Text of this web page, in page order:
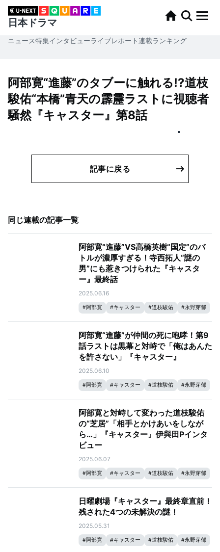
日本ドラマ
ニュース特集インタビューライブレポート連載ランキング
阿部寛“進藤”のタブーに触れる!?道枝
駿佑“本橋”青天の霹靂ラストに視聴者
騒然『キャスター』第8話
記事に戻る
同じ連載の記事一覧
阿部寛“進藤”VS高橋英樹“国定”のバ
トルが濃厚すぎる！寺西拓人“謎の
男”にも惹きつけられた『キャスタ
ー』最終話
2025.06.16
#阿部寛 #キャスター #道枝駿佑 #永野芽郁
阿部寛“進藤”が仲間の死に咆哮！第9
話ラストは黒幕と対峙で「俺はあんた
を許さない」『キャスター』
2025.06.10
#阿部寛 #キャスター #道枝駿佑 #永野芽郁
阿部寛と対峙して変わった道枝駿佑
の“芝居”「相手とかけあいをしなが
ら…」『キャスター』伊與田Pインタ
ビュー
2025.06.07
#阿部寛 #キャスター #道枝駿佑 #永野芽郁
日曜劇場『キャスター』最終章直前！
残された4つの未解決の謎！
2025.05.31
#阿部寛 #キャスター #道枝駿佑 #永野芽郁